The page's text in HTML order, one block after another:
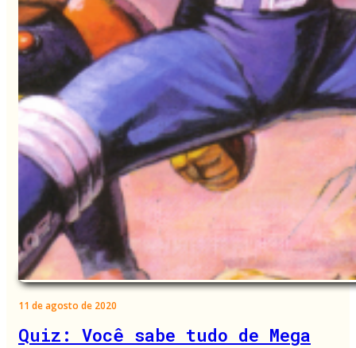
11 de agosto de 2020
Quiz: Você sabe tudo de Mega